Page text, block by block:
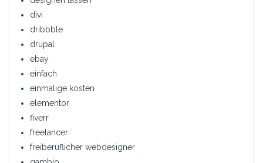
divi
dribbble
drupal
ebay
einfach
einmalige kosten
elementor
fiverr
freelancer
freiberuflicher webdesigner